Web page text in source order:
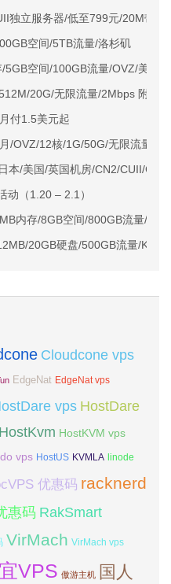
独立服务器/低至799元/20M带
空间/5TB流量/洛杉矶
空间/100GB流量/OVZ/美国
20G/无限流量/2Mbps 附测评
付1.5美元起
/OVZ/12核/1G/50G/无限流量
本/美国/英国机房/CN2/CUII/
动（1.20 – 2.1）
内存/8GB空间/800GB流量/
20GB硬盘/500GB流量/KVM/
Cloudcone vps
EdgeNat EdgeNat vps
vps HostDare
HostKvm HostKVM vps
vps HostUS KVMLA linode
优惠码 racknerd
惠码 RakSmart
VirMach VirMach vps
VPS 傲游主机 国人